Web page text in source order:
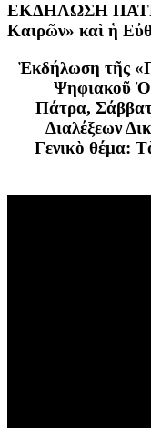
ΕΚΔΗΛΩΣΗ
Καιρῶν» καὶ ἡ
Ἐκδήλωση τῆς
Ψηφιακοῦ
Πάτρα,
Διαλέξεων
Γενικὸ θέμα: